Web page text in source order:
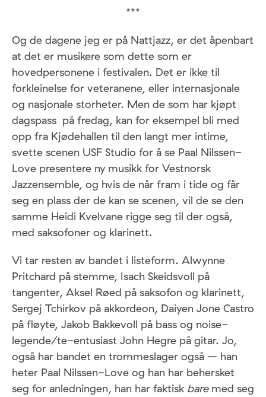
***
Og de dagene jeg er på Nattjazz, er det åpenbart
at det er musikere som dette som er
hovedpersonene i festivalen. Det er ikke til
forkleinelse for veteranene, eller internasjonale
og nasjonale storheter. Men de som har kjøpt
dagspass på fredag, kan for eksempel bli med
opp fra Kjødehallen til den langt mer intime,
svette scenen USF Studio for å se Paal Nilssen-
Love presentere ny musikk for Vestnorsk
Jazzensemble, og hvis de når fram i tide og får
seg en plass der de kan se scenen, vil de se den
samme Heidi Kvelvane rigge seg til der også,
med saksofoner og klarinett.
Vi tar resten av bandet i listeform. Alwynne
Pritchard på stemme, Isach Skeidsvoll på
tangenter, Aksel Røed på saksofon og klarinett,
Sergej Tchirkov på akkordeon, Daiyen Jone Castro
på fløyte, Jakob Bakkevoll på bass og noise-
legende/te-entusiast John Hegre på gitar. Jo,
også har bandet en trommeslager også – han
heter Paal Nilssen-Love og han har behersket
seg for anledningen, han har faktisk bare med seg